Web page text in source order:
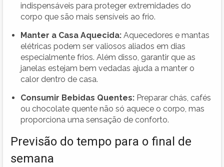
indispensáveis para proteger extremidades do
corpo que são mais sensíveis ao frio.
Manter a Casa Aquecida: Aquecedores e mantas
elétricas podem ser valiosos aliados em dias
especialmente frios. Além disso, garantir que as
janelas estejam bem vedadas ajuda a manter o
calor dentro de casa.
Consumir Bebidas Quentes: Preparar chás, cafés
ou chocolate quente não só aquece o corpo, mas
proporciona uma sensação de conforto.
Previsão do tempo para o final de
semana